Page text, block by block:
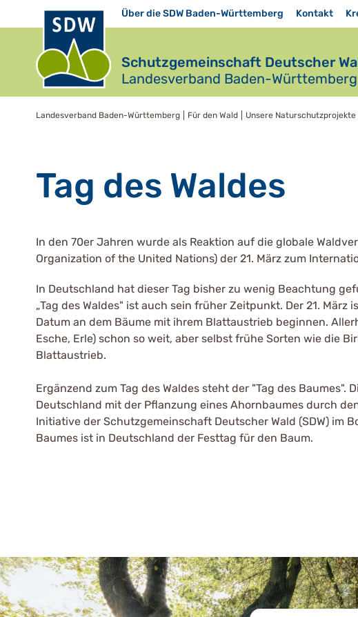
Über die SDW Baden-Württemberg Kontakt
Schutzgemeinschaft Deutscher
Landesverband Baden-Württemberg
Landesverband Baden-Württemberg Für den Wald Unsere Naturschutzprojekte
Tag des Waldes
In den 70er Jahren wurde als Reaktion auf die globale
Organization of the United Nations) der 21. März zum
In Deutschland hat dieser Tag bisher zu wenig Beachtung
„Tag des Waldes" ist auch sein früher Zeitpunkt. Der 21.
Datum an dem Bäume mit ihrem Blattaustrieb beginnen.
Esche, Erle) schon so weit, aber selbst frühe Sorten wie die
Blattaustrieb.
Ergänzend zum Tag des Waldes steht der "Tag des Baumes".
Deutschland mit der Pflanzung eines Ahornbaumes durch
Initiative der Schutzgemeinschaft Deutscher Wald (SDW) im
Baumes ist in Deutschland der Festtag für den Baum.